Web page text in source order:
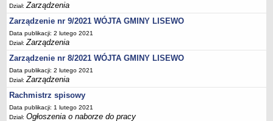
Pomoc materialna dla uczniów
Dofinansowanie pracodawcom kosztów kształcenia młodocianych
pracowników
Wynajem nieruchomości pod imprezy rozrywkowe
Utylizacja wyrobów azbestowych
Zarządzanie kryzysowe
PETYCJE
Bieżące
Dział:Zarządzenia
Zarządzenie nr 9/2021 WÓJTA GMINY LISEWO
Data publikacji: 2 lutego 2021
Dział:Zarządzenia
Zarządzenie nr 8/2021 WÓJTA GMINY LISEWO
Data publikacji: 2 lutego 2021
Dział:Zarządzenia
Rachmistrz spisowy
Data publikacji: 1 lutego 2021
Dział:Ogłoszenia o naborze do pracy